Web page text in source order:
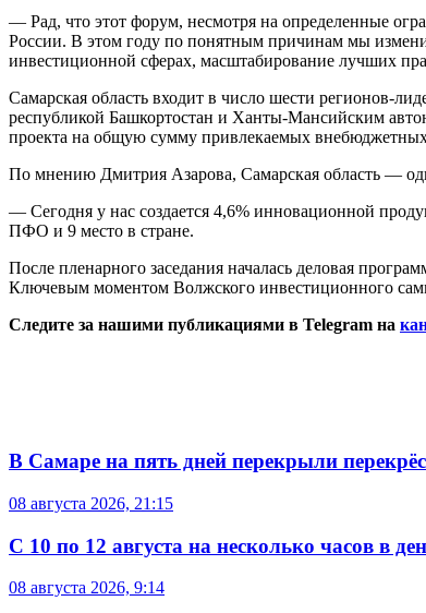
— Рад, что этот форум, несмотря на определенные
России. В этом году по понятным причинам мы
инвестиционной сферах, масштабирование лучших
Самарская область входит в число шести регионов-
республикой Башкортостан и Ханты-Мансийским
проекта на общую сумму привлекаемых
По мнению Дмитрия Азарова, Самарская область —
— Сегодня у нас создается 4,6% инновационной
ПФО и 9 место в стране.
После пленарного заседания началась деловая
Ключевым моментом Волжского инвестиционного
Следите за нашими публикациями в Telegram на
В Самаре на пять дней перекрыли
08 августа 2026, 21:15
С 10 по 12 августа на несколько часов в
08 августа 2026, 9:14